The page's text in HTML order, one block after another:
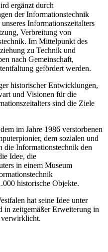
ergänzt durch
der Informationstechnik
Informationszeitalters
Verbreitung von
Im Mittelpunkt des
zu Technik und
nach Gemeinschaft,
gefördert werden.
historischer Entwicklungen,
und Visionen für die
sind die Ziele
im Jahre 1986 verstorbenen
dem sozialen und
die Informationstechnik den
Idee, die
in einem Museum
historische Objekte.
hat seine Idee unter
in zeitgemäßer Erweiterung in
verwirklicht.